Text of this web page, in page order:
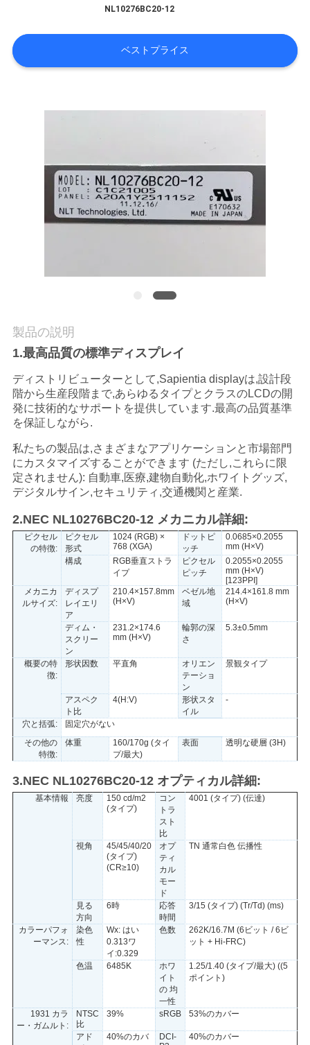
行
絡
し
な
さ
い
ニ
ュ
合
図
PRIVACY
POLICY
NL10276BC20-12
ベストプライス
製品の説明
1.最高品質の標準ディスプレイ
ディストリビューターとして,Sapientia displayは,設計段
階から生産段階まで,あらゆるタイプとクラスのLCDの開
発に技術的なサポートを提供しています.最高の品質基準
を保証しながら.
私たちの製品は,さまざまなアプリケーションと市場部門
にカスタマイズすることができます (ただし,これらに限
定されません): 自動車,医療,建物自動化,ホワイトグッズ,
デジタルサイン,セキュリティ,交通機関と産業.
2.NEC NL10276BC20-12 メカニカル詳細:
ピクセル
の特徴:
ピクセル
形式
1024 (RGB) ×
768 (XGA)
ドットピ
ッチ
0.0685×0.2055
mm (H×V)
構成
RGB垂直ストラ
イプ
ピクセル
ピッチ
0.2055×0.2055
mm (H×V)
[123PPI]
メカニカ
ルサイズ:
ディスプ
レイエリ
ア
210.4×157.8mm
(H×V)
ベゼル地
域
214.4×161.8 mm
(H×V)
ディム・
スクリー
ン
231.2×174.6
mm (H×V)
輪郭の深
さ
5.3±0.5mm
概要の特
徴:
形状因数 平直角
オリエン
テーショ
ン
景観タイプ
アスペク
ト比
4(H:V)
形状スタ
イル
-
穴と括弧:
固定穴がない
その他の
特徴:
体重
160/170g (タイ
プ/最大)
表面 透明な硬層 (3H)
3.NEC NL10276BC20-12 オプティカル詳細:
基本情報 亮度
150 cd/m2
(タイプ)
コン
トラ
スト
比
4001 (タイプ) (伝達)
視角
45/45/40/20
(タイプ)
(CR≥10)
オプ
ティ
カル
モー
ド
TN 通常白色 伝播性
見る
方向
6時
応答
時間
3/15 (タイプ) (Tr/Td) (ms)
カラーパフォ
ーマンス:
染色
性
Wx: はい
0.313ワ
イ:0.329
色数
262K/16.7M (6ビット / 6ビ
ット + Hi-FRC)
色温 6485K
ホワ
イト
の 均
一性
1.25/1.40 (タイプ/最大) ((5
ポイント)
1931 カラ
ー・ガムルト:
NTSC
比
39% sRGB 53%のカバー
アド
40%のカバ
DCI-
40%のカバー